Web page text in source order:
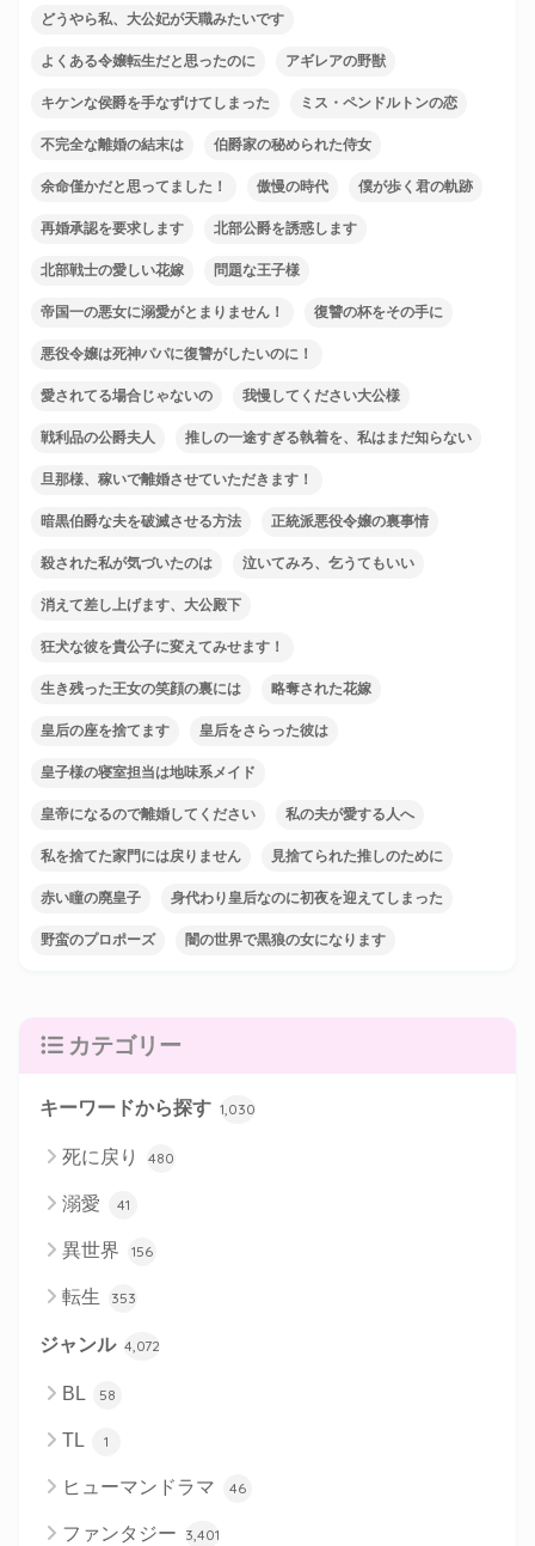
どうやら私、大公妃が天職みたいです
よくある令嬢転生だと思ったのに アギレアの野獣
キケンな侯爵を手なずけてしまった ミス・ペンドルトンの恋
不完全な離婚の結末は 伯爵家の秘められた侍女
余命僅かだと思ってました！ 傲慢の時代 僕が歩く君の軌跡
再婚承認を要求します 北部公爵を誘惑します
北部戦士の愛しい花嫁 問題な王子様
帝国一の悪女に溺愛がとまりません！ 復讐の杯をその手に
悪役令嬢は死神パパに復讐がしたいのに！
愛されてる場合じゃないの 我慢してください大公様
戦利品の公爵夫人 推しの一途すぎる執着を、私はまだ知らない
旦那様、稼いで離婚させていただきます！
暗黒伯爵な夫を破滅させる方法 正統派悪役令嬢の裏事情
殺された私が気づいたのは 泣いてみろ、乞うてもいい
消えて差し上げます、大公殿下
狂犬な彼を貴公子に変えてみせます！
生き残った王女の笑顔の裏には 略奪された花嫁
皇后の座を捨てます 皇后をさらった彼は
皇子様の寝室担当は地味系メイド
皇帝になるので離婚してください 私の夫が愛する人へ
私を捨てた家門には戻りません 見捨てられた推しのために
赤い瞳の廃皇子 身代わり皇后なのに初夜を迎えてしまった
野蛮のプロポーズ 闇の世界で黒狼の女になります
カテゴリー
キーワードから探す 1,030
死に戻り 480
溺愛 41
異世界 156
転生 353
ジャンル 4,072
BL 58
TL 1
ヒューマンドラマ 46
ファンタジー 3,401